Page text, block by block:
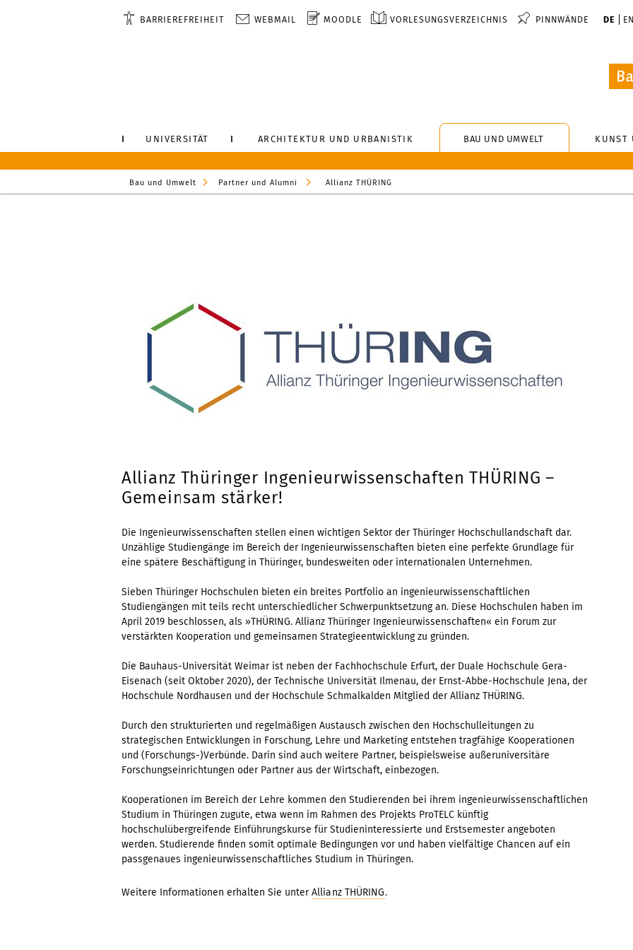
BARRIEREFREIHEIT WEBMAIL MOODLE VORLESUNGSVERZEICHNIS PINNWÄNDE DE EN
UNIVERSITÄT ARCHITEKTUR UND URBANISTIK BAU UND UMWELT KUNST
Bau und Umwelt Partner und Alumni Allianz THÜRING
Allianz Thüringer Ingenieurwissenschaften THÜRING –
Gemeinsam stärker!
Die Ingenieurwissenschaften stellen einen wichtigen Sektor der Thüringer Hochschullandschaft dar.
Unzählige Studiengänge im Bereich der Ingenieurwissenschaften bieten eine perfekte Grundlage für
eine spätere Beschäftigung in Thüringer, bundesweiten oder internationalen Unternehmen.
Sieben Thüringer Hochschulen bieten ein breites Portfolio an ingenieurwissenschaftlichen
Studiengängen mit teils recht unterschiedlicher Schwerpunktsetzung an. Diese Hochschulen haben im
April 2019 beschlossen, als »THÜRING. Allianz Thüringer Ingenieurwissenschaften« ein Forum zur
verstärkten Kooperation und gemeinsamen Strategieentwicklung zu gründen.
Die Bauhaus-Universität Weimar ist neben der Fachhochschule Erfurt, der Duale Hochschule Gera-
Eisenach (seit Oktober 2020), der Technische Universität Ilmenau, der Ernst-Abbe-Hochschule Jena, der
Hochschule Nordhausen und der Hochschule Schmalkalden Mitglied der Allianz THÜRING.
Durch den strukturierten und regelmäßigen Austausch zwischen den Hochschulleitungen zu
strategischen Entwicklungen in Forschung, Lehre und Marketing entstehen tragfähige Kooperationen
und (Forschungs-)Verbünde. Darin sind auch weitere Partner, beispielsweise außeruniversitäre
Forschungseinrichtungen oder Partner aus der Wirtschaft, einbezogen.
Kooperationen im Bereich der Lehre kommen den Studierenden bei ihrem ingenieurwissenschaftlichen
Studium in Thüringen zugute, etwa wenn im Rahmen des Projekts ProTELC künftig
hochschulübergreifende Einführungskurse für Studieninteressierte und Erstsemester angeboten
werden. Studierende finden somit optimale Bedingungen vor und haben vielfältige Chancen auf ein
passgenaues ingenieurwissenschaftliches Studium in Thüringen.
Weitere Informationen erhalten Sie unterAllianz THÜRING.